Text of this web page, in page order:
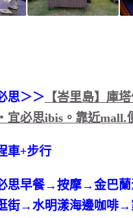
思＞＞ 【峇里島】庫
必思ibis。靠近mall.
車+步行
必思早餐→按摩→金巴
街→水明漾海邊咖啡